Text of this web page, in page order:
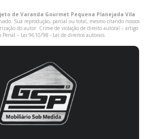
de Varanda Gourmet Pequena Planejada Vila
Sua reprodução, parcial ou total, mesmo citando nossos
do autor. Crime de violação de direito autoral – artigo
Penal – Lei 9610/98 - Lei de direitos autorais.